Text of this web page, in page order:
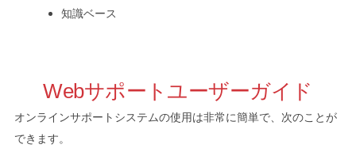
知識ベース
Webサポートユーザーガイド
オンラインサポートシステムの使用は非常に簡単で、次のことが
できます。